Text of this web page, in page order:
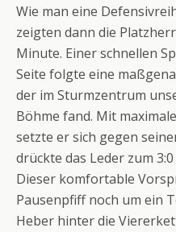
Wie man eine
zeigten dann die
Minute. Einer schnellen
Seite folgte eine
der im Sturmzentrum
Böhme fand. Mit
setzte er sich gegen
drückte das Leder zum
Dieser komfortable
Pausenpfiff noch um ein
Heber hinter die